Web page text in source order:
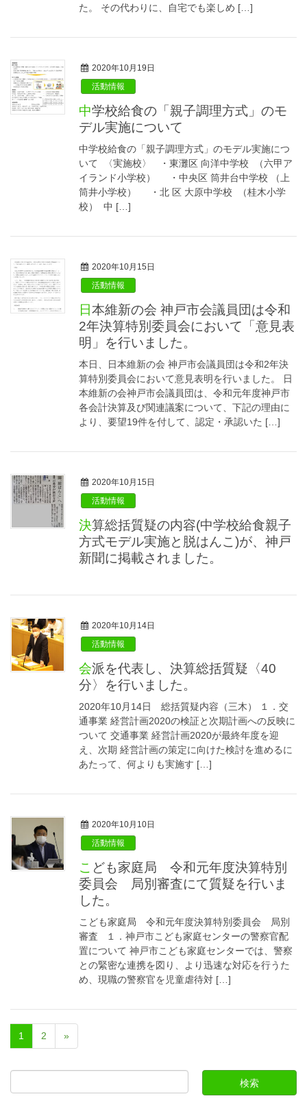
た。 その代わりに、自宅でも楽しめ […]
2020年10月19日
活動情報
中学校給食の「親子調理方式」のモ
デル実施について
中学校給食の「親子調理方式」のモデル実施につ
いて 〈実施校〉 ・東灘区 向洋中学校 （六甲ア
イランド小学校） ・中央区 筒井台中学校 （上
筒井小学校） ・北 区 大原中学校 （桂木小学
校） 中 […]
2020年10月15日
活動情報
日本維新の会 神戸市会議員団は令和
2年決算特別委員会において「意見表
明」を行いました。
本日、日本維新の会 神戸市会議員団は令和2年決
算特別委員会において意見表明を行いました。 日
本維新の会神戸市会議員団は、令和元年度神戸市
各会計決算及び関連議案について、下記の理由に
より、要望19件を付して、認定・承認いた […]
2020年10月15日
活動情報
決算総括質疑の内容(中学校給食親子
方式モデル実施と脱はんこ)が、神戸
新聞に掲載されました。
2020年10月14日
活動情報
会派を代表し、決算総括質疑〈40
分〉を行いました。
2020年10月14日 総括質疑内容（三木） １．交
通事業 経営計画2020の検証と次期計画への反映に
ついて 交通事業 経営計画2020が最終年度を迎
え、次期 経営計画の策定に向けた検討を進めるに
あたって、何よりも実施す […]
2020年10月10日
活動情報
こども家庭局 令和元年度決算特別
委員会 局別審査にて質疑を行いま
した。
こども家庭局 令和元年度決算特別委員会 局別
審査 １．神戸市こども家庭センターの警察官配
置について 神戸市こども家庭センターでは、警察
との緊密な連携を図り、より迅速な対応を行うた
め、現職の警察官を児童虐待対 […]
1 2 »